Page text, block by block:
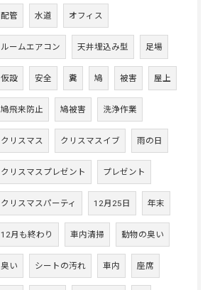
配管 水道 オフィス
ルームエアコン 天井埋込み型 足場
仮設 安全 糞 鳩 被害 屋上
鳩飛来防止 鳩被害 洗浄作業
クリスマス クリスマスイブ 雨の日
クリスマスプレゼント プレゼント
クリスマスパーティ 12月25日 年末
12月も終わり 車内清掃 動物の臭い
臭い シートの汚れ 車内 座席